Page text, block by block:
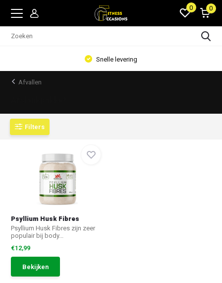
0 0
Snelle levering
Afvallen
Filters
Psyllium Husk Fibres
Psyllium Husk Fibres zijn zeer
populair bij body...
€12,99
Bekijken